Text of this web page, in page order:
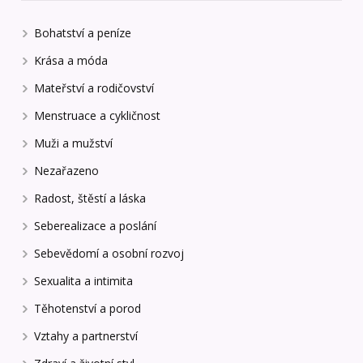
Bohatství a peníze
Krása a móda
Mateřství a rodičovství
Menstruace a cykličnost
Muži a mužství
Nezařazeno
Radost, štěstí a láska
Seberealizace a poslání
Sebevědomí a osobní rozvoj
Sexualita a intimita
Těhotenství a porod
Vztahy a partnerství